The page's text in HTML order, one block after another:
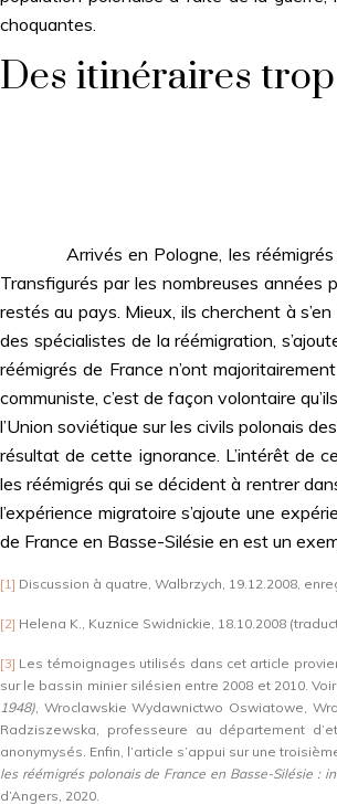
choquantes.
Des itinéraires
Arrivés en Pologne, les réémigrés de
Transfigurés par les nombreuses années
restés au pays. Mieux, ils cherchent à
des spécialistes de la réémigration,
réémigrés de France n’ont
communiste, c’est de façon volontaire
l’Union soviétique sur les civils polonais
résultat de cette ignorance. L’intérêt de
les réémigrés qui se décident à rentrer
l’expérience migratoire s’ajoute une
de France en Basse-Silésie en est un
[1] Discussion à quatre, Walbrzych, 19.12.2008,
[2] Helena K., Kuznice Swidnickie, 18.10.2008
[3] Les témoignages utilisés dans cet article
sur le bassin minier silésien entre 2008 et 2010. Voir
1948), Wroclawskie Wydawnictwo Oswiatowe,
Radziszewska, professeure au département
anonymysés. Enfin, l’article s’appui sur une
les réémigrés polonais de France en Basse-Silésie :
d’Angers, 2020.